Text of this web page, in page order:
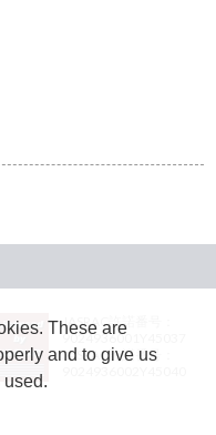
JASRAC許諾番号：
9024936001Y45037
JASRAC許諾番号：
These are
and to give us
used.